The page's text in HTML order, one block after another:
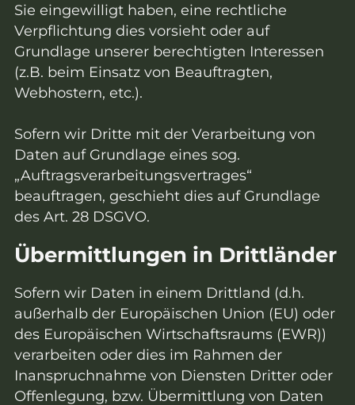
Sie eingewilligt haben, eine rechtliche
Verpflichtung dies vorsieht oder auf
Grundlage unserer berechtigten Interessen
(z.B. beim Einsatz von Beauftragten,
Webhostern, etc.).
Sofern wir Dritte mit der Verarbeitung von
Daten auf Grundlage eines sog.
„Auftragsverarbeitungsvertrages“
beauftragen, geschieht dies auf Grundlage
des Art. 28 DSGVO.
Übermittlungen in Drittländer
Sofern wir Daten in einem Drittland (d.h.
außerhalb der Europäischen Union (EU) oder
des Europäischen Wirtschaftsraums (EWR))
verarbeiten oder dies im Rahmen der
Inanspruchnahme von Diensten Dritter oder
Offenlegung, bzw. Übermittlung von Daten